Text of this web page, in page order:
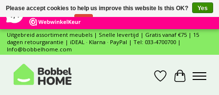
12 Reviews ×
Uitgebreid assortiment meubels | Snelle levertijd | Gratis vanaf €75 | 15
dagen retourgarantie | iDEAL · Klarna · PayPal | Tel: 033-4700700 |
Info@bobbelhome.com
WishlistCart
Please accept cookies to help us improve this website Is this OK?
Yes
No